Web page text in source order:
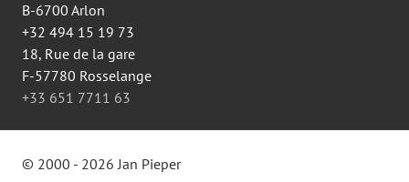
B-6700 Arlon
+32 494 15 19 73
18, Rue de la gare
F-57780 Rosselange
+33 651 7711 63
© 2000 - 2026 Jan Pieper